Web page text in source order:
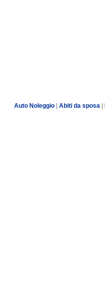
Auto Noleggio Abiti da sposa